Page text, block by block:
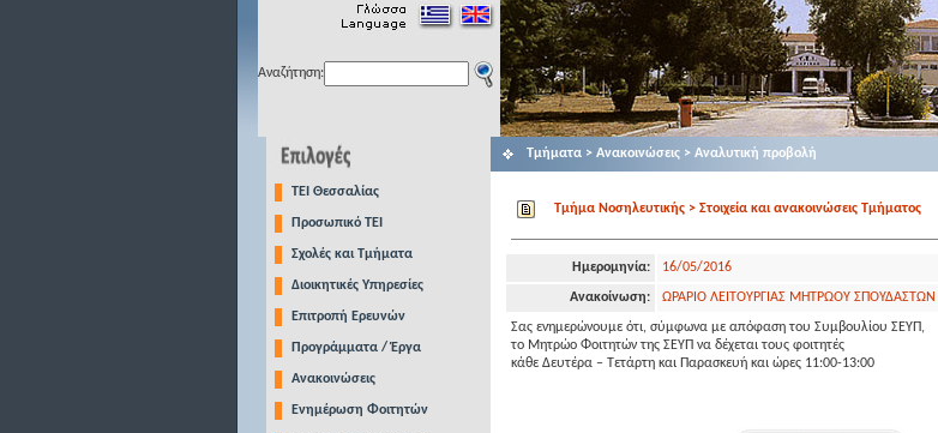
Αναζήτηση:
TEI Θεσσαλίας
Προσωπικό ΤΕΙ
Σχολές και Τμήματα
Διοικητικές Υπηρεσίες
Επιτροπή Ερευνών
Προγράμματα / Έργα
Ανακοινώσεις
Ενημέρωση Φοιτητών
Τμήματα > Ανακοινώσεις > Αναλυτική προβολή
Τμήμα Νοσηλευτικής > Στοιχεία και ανακοινώσεις Τμήματος
Ημερομηνία: 16/05/2016
Ανακοίνωση: ΩΡΑΡΙΟ ΛΕΙΤΟΥΡΓΙΑΣ ΜΗΤΡΩΟΥ ΣΠΟΥΔΑΣΤΩΝ
Σας ενημερώνουμε ότι, σύμφωνα με απόφαση του Συμβουλίου ΣΕΥΠ,
το Μητρώο Φοιτητών της ΣΕΥΠ να δέχεται τους φοιτητές
κάθε Δευτέρα – Τετάρτη και Παρασκευή και ώρες 11:00-13:00